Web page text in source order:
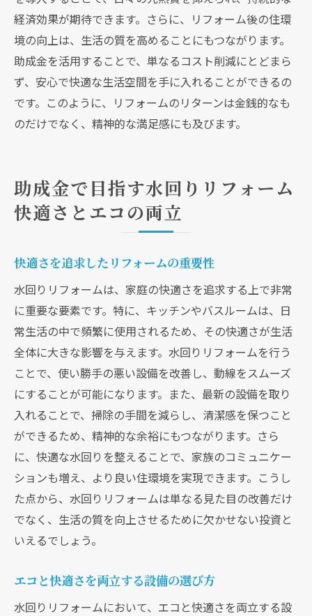
経済効果が期待できます。さらに、リフォーム後の住環
境の向上は、生活の質を高めることにもつながります。
助成金を活用することで、単なるコスト削減にとどまら
ず、安心で快適な生活空間を手に入れることができるの
です。このように、リフォームのリターンは金銭的なも
のだけでなく、精神的な満足感にも及びます。
助成金で目指す水回りリフォーム
快適さとエコの両立
快適さを追求したリフォームの重要性
水回りリフォームは、家庭の快適さを追求する上で非常
に重要な要素です。特に、キッチンやバスルームは、日
常生活の中で頻繁に使用されるため、その快適さが生活
全体に大きな影響を与えます。水回りリフォームを行う
ことで、使い勝手の悪い設備を改善し、動線をスムーズ
にすることが可能になります。また、最新の設備を取り
入れることで、掃除の手間を減らし、清潔感を保つこと
ができるため、精神的な余裕にもつながります。さら
に、快適な水回りを整えることで、家族のコミュニケー
ションも増え、より良い住環境を実現できます。こうし
た点から、水回りリフォームは単なる見た目の改善だけ
でなく、生活の質を向上させるために欠かせない投資と
いえるでしょう。
エコと快適さを両立する設備の選び方
水回りリフォームにおいて、エコと快適さを両立する設